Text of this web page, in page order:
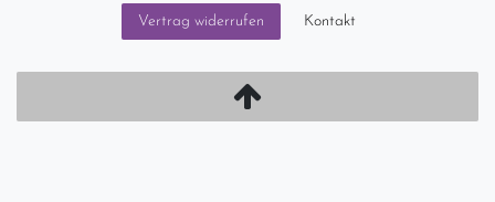
Vertrag widerrufen Kontakt